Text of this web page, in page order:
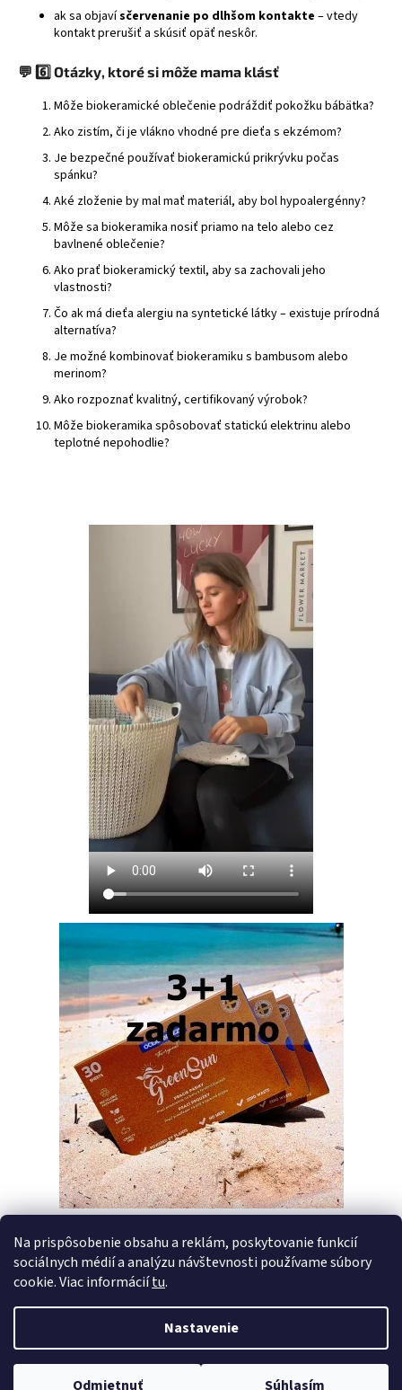
Na prispôsobenie obsahu a reklám, poskytovanie funkcií
sociálnych médií a analýzu návštevnosti používame súbory
cookie. Viac informáciítu.
Nastavenie
Odmietnuť Súhlasím
ak sa objavísčervenanie po dlhšom kontakte – vtedy
kontakt prerušiť a skúsiť opäť neskôr.
💬 6️⃣ Otázky, ktoré si môže mama klásť
Môže biokeramické oblečenie podráždiť pokožku bábätka?
Ako zistím, či je vlákno vhodné pre dieťa s ekzémom?
Je bezpečné používať biokeramickú prikrývku počas
spánku?
Aké zloženie by mal mať materiál, aby bol hypoalergénny?
Môže sa biokeramika nosiť priamo na telo alebo cez
bavlnené oblečenie?
Ako prať biokeramický textil, aby sa zachovali jeho
vlastnosti?
Čo ak má dieťa alergiu na syntetické látky – existuje prírodná
alternatíva?
Je možné kombinovať biokeramiku s bambusom alebo
merinom?
Ako rozpoznať kvalitný, certifikovaný výrobok?
Môže biokeramika spôsobovať statickú elektrinu alebo
teplotné nepohodlie?
PREDCHÁDZAJÚCI ČLÁNOK
Copyright 2026Pracie pásiky GreenSun. Všetky práva vyhradené.
Upraviť nastavenie cookies